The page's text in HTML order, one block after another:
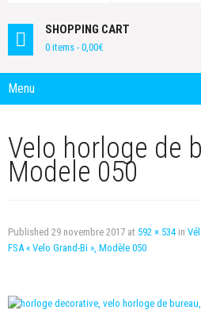
SHOPPING CART
0 items - 0,00€
Menu
Velo horloge de
Modele 050
Published 29 novembre 2017 at 592 × 534 in
FSA « Velo Grand-Bi », Modèle 050